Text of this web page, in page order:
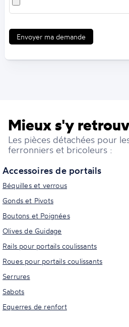
Envoyer ma demande
Mieux s'y
Les pièces détachées pour
ferronniers et bricoleurs :
Accessoires de portails
Béquilles et verrous
Gonds et Pivots
Boutons et Poignées
Olives de Guidage
Rails pour portails coulissants
Roues pour portails coulissants
Serrures
Sabots
Equerres de renfort